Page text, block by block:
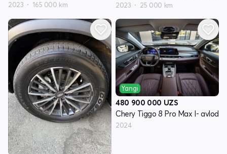
2023 165 000 km 2023 25 000 km
Yangi
480 900 000 UZS
Chery Tiggo 8 Pro Max I- avlod
2024